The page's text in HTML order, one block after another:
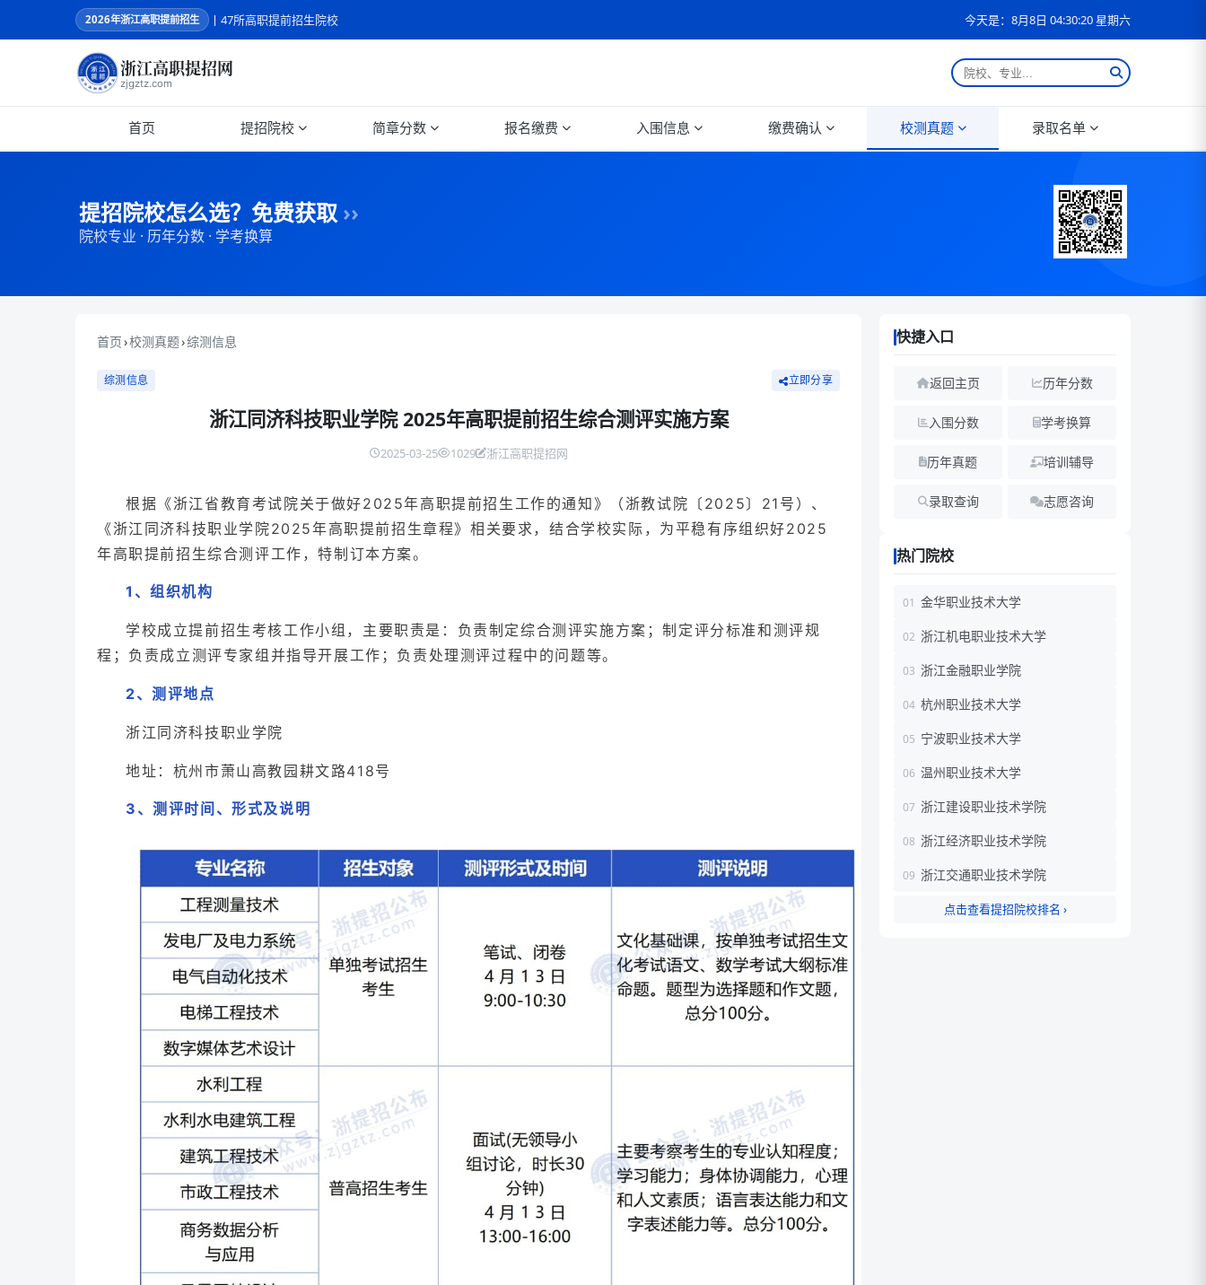
2026年浙江高职提前招生 丨47所高职提前招生院校 今天是：8月8日 04:30:21 星期六
浙江高职提招网
zjgztz.com
首页 提招院校 简章分数 报名缴费 入围信息 缴费确认 校测真题 录取名单
提招院校怎么选？免费获取 ››
院校专业 · 历年分数 · 学考换算
首页›校测真题›综测信息
综测信息 立即分享
浙江同济科技职业学院 2025年高职提前招生综合测评实施方案
2025-03-25 1029 浙江高职提招网
根据《浙江省教育考试院关于做好2025年高职提前招生工作的通知》（浙教试院〔2025〕21号）、
《浙江同济科技职业学院2025年高职提前招生章程》相关要求，结合学校实际，为平稳有序组织好2025
年高职提前招生综合测评工作，特制订本方案。
1 、组织机构
学校成立提前招生考核工作小组，主要职责是：负责制定综合测评实施方案；制定评分标准和测评规
程；负责成立测评专家组并指导开展工作；负责处理测评过程中的问题等。
2、测评地点
浙江同济科技职业学院
地址：杭州市萧山高教园耕文路418号
3 、测评时间、形式及说明
快捷入口
返回主页 历年分数
入围分数 学考换算
历年真题 培训辅导
录取查询 志愿咨询
热门院校
金华职业技术大学
浙江机电职业技术大学
浙江金融职业学院
杭州职业技术大学
宁波职业技术大学
温州职业技术大学
浙江建设职业技术学院
浙江经济职业技术学院
浙江交通职业技术学院
点击查看提招院校排名 ›